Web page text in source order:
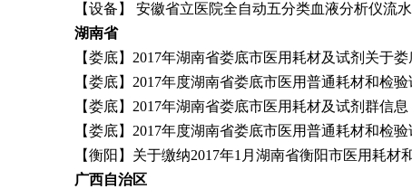
【设备】 安徽省立医院全自动五分类血液分析仪流
湖南省
【娄底】2017年湖南省娄底市医用耗材及试剂关于
【娄底】2017年度湖南省娄底市医用普通耗材和检
【娄底】2017年湖南省娄底市医用耗材及试剂群信息
【娄底】2017年度湖南省娄底市医用普通耗材和检
【衡阳】关于缴纳2017年1月湖南省衡阳市医用耗材
广西自治区